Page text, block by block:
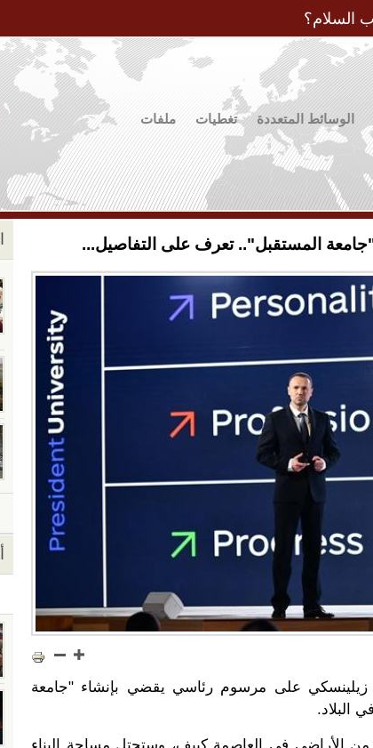
السلام؟
الوسائط المتعددة تغطيات ملفات
"جامعة المستقبل".. تعرف على التفاصيل...
زيلينسكي على مرسوم رئاسي يقضي بإنشاء "جامعة
البلاد.